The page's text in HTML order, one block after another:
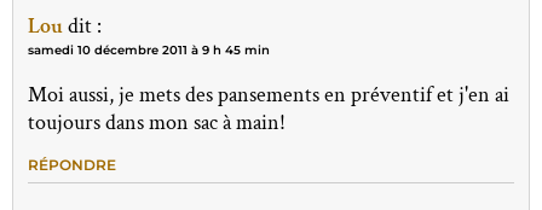
Loudit :
samedi 10 décembre 2011 à 9 h 45 min
Moi aussi, je mets des pansements en préventif et j'en ai
toujours dans mon sac à main!
RÉPONDRE